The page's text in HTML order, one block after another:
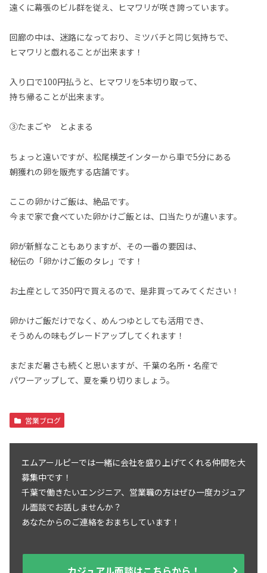
遠くに幕張のビル群を従え、ヒマワリが咲き誇っています。
回廊の中は、迷路になっており、ミツバチと同じ気持ちで、
ヒマワリと戯れることが出来ます！
入り口で100円払うと、ヒマワリを5本切り取って、
持ち帰ることが出来ます。
③たまごや とよまる
ちょっと遠いですが、松尾横芝インターから車で5分にある
朝獲れの卵を販売する店舗です。
ここの卵かけご飯は、絶品です。
今まで家で食べていた卵かけご飯とは、口当たりが違います。
卵が新鮮なこともありますが、その一番の要因は、
秘伝の「卵かけご飯のタレ」です！
お土産として350円で買えるので、是非買ってみてください！
卵かけご飯だけでなく、めんつゆとしても活用でき、
そうめんの味もグレードアップしてくれます！
まだまだ暑さも続くと思いますが、千葉の名所・名産で
パワーアップして、夏を乗り切りましょう。
営業ブログ
エムアールピーでは一緒に会社を盛り上げてくれる仲間を大
募集中です！
千葉で働きたいエンジニア、営業職の方はぜひ一度カジュア
ル面談でお話しませんか？
あなたからのご連絡をおまちしています！